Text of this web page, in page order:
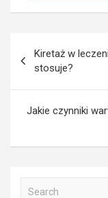
wpisu
Kiretaż w
stosuje?
Jakie czynniki